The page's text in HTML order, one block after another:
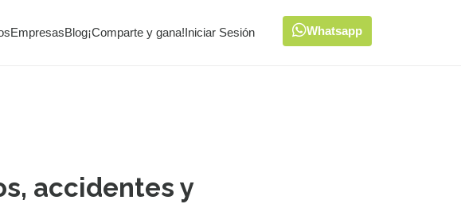
EmpresasBlog¡Comparte y gana!Iniciar Sesión Whatsapp
accidentes y